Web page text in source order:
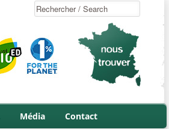
Média Contact